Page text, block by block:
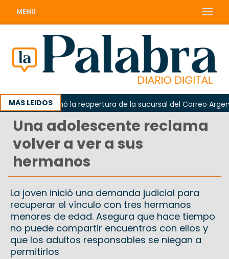
MENU
MAS LEIDOS
reclamó la reapertura de la sucursal del Correo Argentino
Una adolescente reclama
volver a ver a sus
hermanos
La joven inició una demanda judicial para
recuperar el vínculo con tres hermanos
menores de edad. Asegura que hace tiempo
no puede compartir encuentros con ellos y
que los adultos responsables se niegan a
permitirlos